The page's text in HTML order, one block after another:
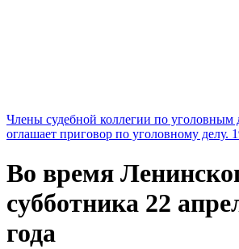
Члены судебной коллегии по
оглашает приговор по уголовному делу.
Во время
субботника 22
года